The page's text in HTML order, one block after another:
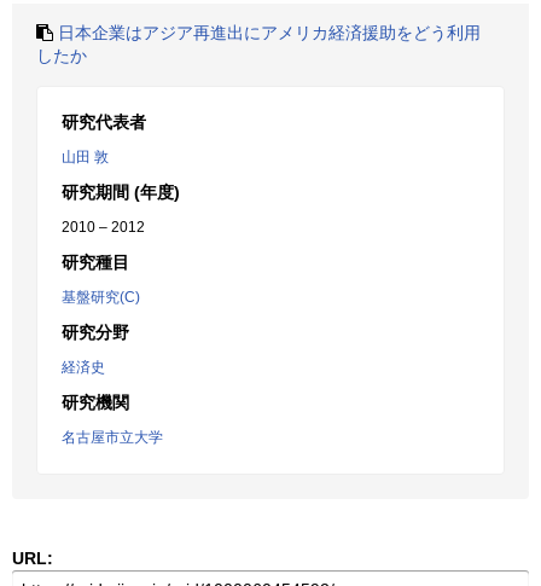
日本企業はアジア再進出にアメリカ経済援助をどう利用
したか
研究代表者
山田 敦
研究期間 (年度)
2010 – 2012
研究種目
基盤研究(C)
研究分野
経済史
研究機関
名古屋市立大学
URL: